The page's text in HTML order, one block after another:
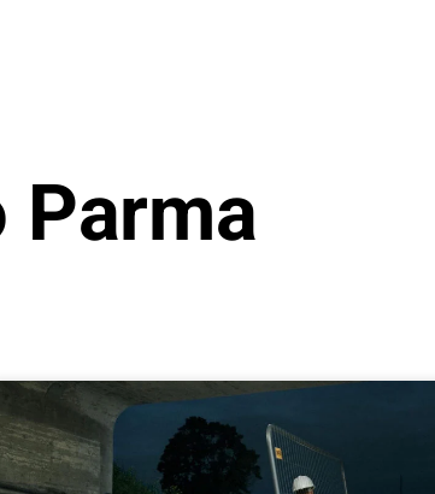
Parma